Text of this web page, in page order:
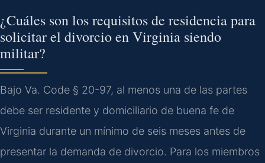
¿Cuáles son los requisitos de residencia para
solicitar el divorcio en Virginia siendo
militar?
Bajo Va. Code § 20-97, al menos una de las partes
debe ser residente y domiciliario de buena fe de
Virginia durante un mínimo de seis meses antes de
presentar la demanda de divorcio. Para los miembros